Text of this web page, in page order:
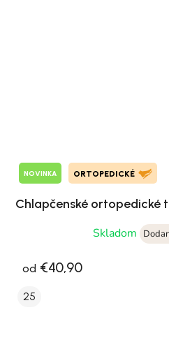
NOVINKA ORTOPEDICKÉ
Chlapčenské ortopedické
Skladom
od €40,90
25